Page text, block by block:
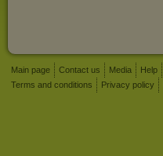
Main page Contact us Media Help
Terms and conditions
Privacy policy